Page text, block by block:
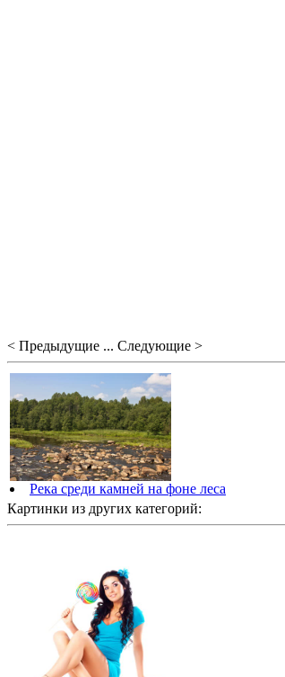
< Предыдущие ... Следующие >
Река среди камней на фоне леса
Картинки из других категорий: